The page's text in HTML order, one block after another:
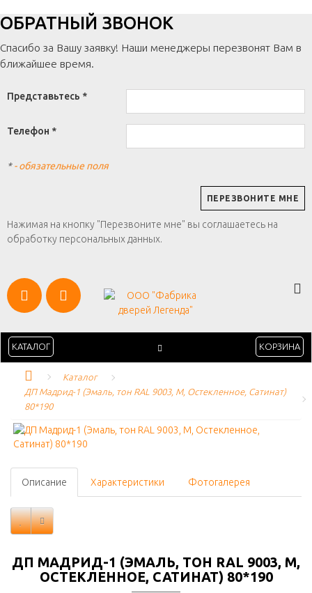
ОБРАТНЫЙ ЗВОНОК
Спасибо за Вашу заявку! Наши менеджеры перезвонят Вам в
ближайшее время.
Представьтесь *
Телефон *
*- обязательные поля
Нажимая на кнопку "Перезвоните мне" вы соглашаетесь на
обработку персональных данных.
КАТАЛОГ КОРЗИНА
Каталог
ДП Мадрид-1 (Эмаль, тон RAL 9003, M, Остекленное, Сатинат)
80*190
Описание Характеристики Фотогалерея
ДП МАДРИД-1 (ЭМАЛЬ, ТОН RAL 9003, M,
ОСТЕКЛЕННОЕ, САТИНАТ) 80*190